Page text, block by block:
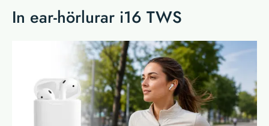
In ear-hörlurar i16 TWS